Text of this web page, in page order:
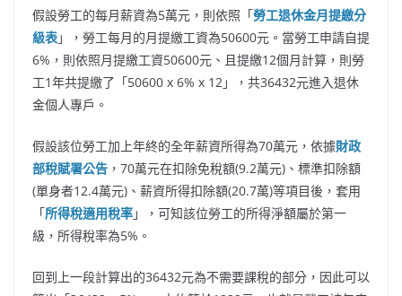
假設勞工的每月薪資為5萬元，則依照「勞工退休金月提繳分
級表」，勞工每月的月提繳工資為50600元。當勞工申請自提
6%，則依照月提繳工資50600元、且提繳12個月計算，則勞
工1年共提繳了「50600 x 6% x 12」，共36432元進入退休
金個人專戶。
假設該位勞工加上年終的全年薪資所得為70萬元，依據財政
部稅賦署公告 ，70萬元在扣除免稅額(9.2萬元)、標準扣除額
(單身者12.4萬元)、薪資所得扣除額(20.7萬)等項目後，套用
「所得稅適用稅率」，可知該位勞工的所得淨額屬於第一
級，所得稅率為5%。
回到上一段計算出的36432元為不需要課稅的部分，因此可以